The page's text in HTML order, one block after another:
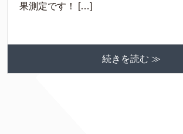
果測定です！ […]
続きを読む ≫